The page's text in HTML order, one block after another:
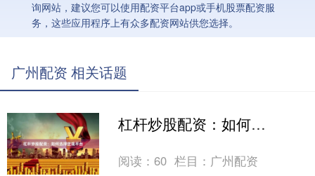
询网站，建议您可以使用配资平台app或手机股票配资服
务，这些应用程序上有众多配资网站供您选择。
广州配资 相关话题
杠杆炒股配资：如何选择正规平台
阅读：60 栏目： 广州配资